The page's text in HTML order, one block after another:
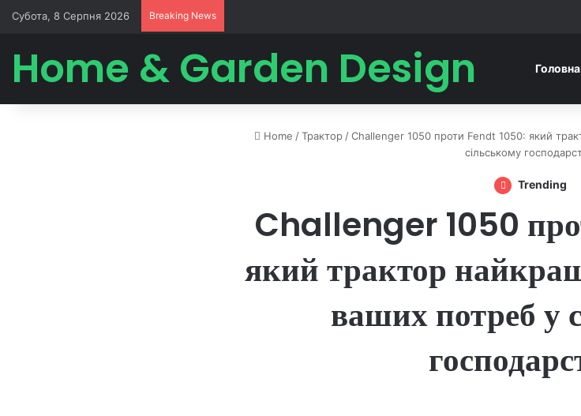
Субота, 8 Серпня 2026 Breaking News
Home & Garden Design Головна
Home / Трактор / Challenger 1050 проти Fendt 1050: який
сільському
Trending
Challenger 1050
який трактор
ваших потреб у